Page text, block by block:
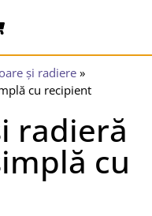
și radiere»
cu recipient
radieră
cu